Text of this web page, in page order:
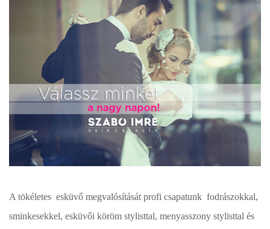
A tökéletes esküvő megvalósítását profi csapatunk fodrászokkal,
sminkesekkel, esküvői köröm stylisttal, menyasszony stylisttal és